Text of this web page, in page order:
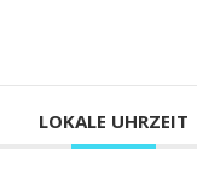
LOKALE UHRZEIT